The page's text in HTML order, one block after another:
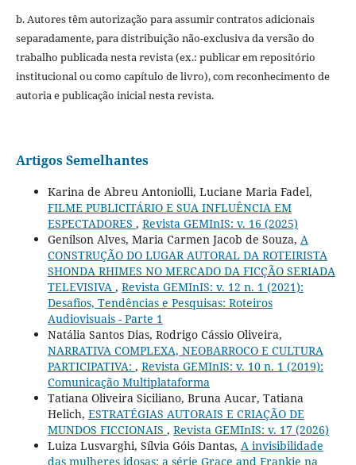
b. Autores têm autorização para assumir contratos adicionais
separadamente, para distribuição não-exclusiva da versão do
trabalho publicada nesta revista (ex.: publicar em repositório
institucional ou como capítulo de livro), com reconhecimento de
autoria e publicação inicial nesta revista.
Artigos Semelhantes
Karina de Abreu Antoniolli, Luciane Maria Fadel,
FILME PUBLICITÁRIO E SUA INFLUÊNCIA EM
ESPECTADORES , Revista GEMInIS: v. 16 (2025)
Genilson Alves, Maria Carmen Jacob de Souza, A
CONSTRUÇÃO DO LUGAR AUTORAL DA ROTEIRISTA
SHONDA RHIMES NO MERCADO DA FICÇÃO SERIADA
TELEVISIVA , Revista GEMInIS: v. 12 n. 1 (2021):
Desafios, Tendências e Pesquisas: Roteiros
Audiovisuais - Parte 1
Natália Santos Dias, Rodrigo Cássio Oliveira,
NARRATIVA COMPLEXA, NEOBARROCO E CULTURA
PARTICIPATIVA: , Revista GEMInIS: v. 10 n. 1 (2019):
Comunicação Multiplataforma
Tatiana Oliveira Siciliano, Bruna Aucar, Tatiana
Helich, ESTRATÉGIAS AUTORAIS E CRIAÇÃO DE
MUNDOS FICCIONAIS , Revista GEMInIS: v. 17 (2026)
Luiza Lusvarghi, Sílvia Góis Dantas, A invisibilidade
das mulheres idosas: a série Grace and Frankie na